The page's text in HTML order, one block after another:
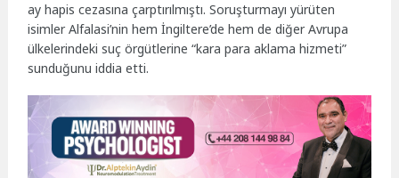
ay hapis cezasına çarptırılmıştı. Soruşturmayı yürüten
isimler Alfalasi’nin hem İngiltere’de hem de diğer Avrupa
ülkelerindeki suç örgütlerine “kara para aklama hizmeti”
sunduğunu iddia etti.